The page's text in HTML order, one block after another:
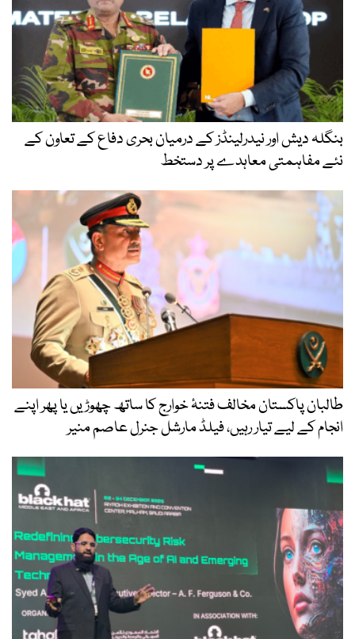
بنگلہ دیش اور نیدرلینڈز کے درمیان بحری دفاع کے تعاون کے
نئے مفاہمتی معاہدے پر دستخط
طالبان پاکستان مخالف فتنۂ خوارج کا ساتھ چھوڑیں یا پھر اپنے
انجام کے لیے تیار رہیں، فیلڈ مارشل جنرل عاصم منیر